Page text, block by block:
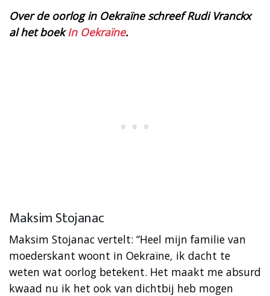
Over de oorlog in Oekraïne schreef Rudi Vranckx
al het boekIn Oekraïne.
Maksim Stojanac
Maksim Stojanac vertelt: “Heel mijn familie van
moederskant woont in Oekraïne, ik dacht te
weten wat oorlog betekent. Het maakt me absurd
kwaad nu ik het ook van dichtbij heb mogen